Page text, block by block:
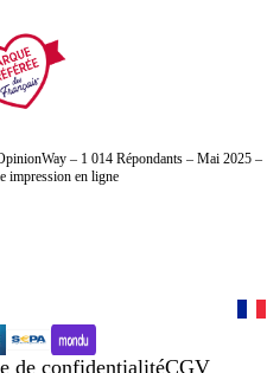
– 1 014 Répondants – Mai 2025 –
impression en ligne
de confidentialitéCGV